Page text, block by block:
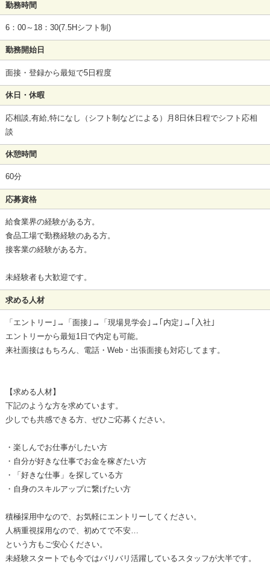
勤務時間
6：00～18：30(7.5Hシフト制)
勤務開始日
面接・登録から最短で5日程度
休日・休暇
応相談,有給,特になし（シフト制などによる）月8日休日程でシフト応相
談
休憩時間
60分
応募資格
給食業界の経験がある方。
食品工場で勤務経験のある方。
接客業の経験がある方。
未経験者も大歓迎です。
求める人材
「エントリー｣→「面接｣→「現場見学会｣→｢内定｣→｢入社｣
エントリーから最短1日で内定も可能。
来社面接はもちろん、電話・Web・出張面接も対応してます。
【求める人材】
下記のような方を求めています。
少しでも共感できる方、ぜひご応募ください。
・楽しんでお仕事がしたい方
・自分が好きな仕事でお金を稼ぎたい方
・「好きな仕事」を探している方
・自身のスキルアップに繋げたい方
積極採用中なので、お気軽にエントリーしてください。
人柄重視採用なので、初めてで不安…
という方もご安心ください。
未経験スタートでも今ではバリバリ活躍しているスタッフが大半です。